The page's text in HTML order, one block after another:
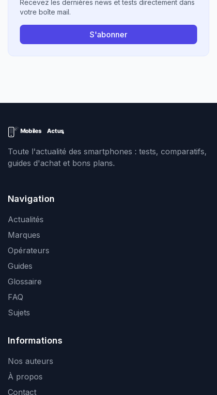
Recevez les dernières news et tests directement dans
votre boîte mail.
S'abonner
Toute l'actualité des smartphones : tests, comparatifs,
guides d'achat et bons plans.
Navigation
Actualités
Marques
Opérateurs
Guides
Glossaire
FAQ
Sujets
Informations
Nos auteurs
À propos
Contact